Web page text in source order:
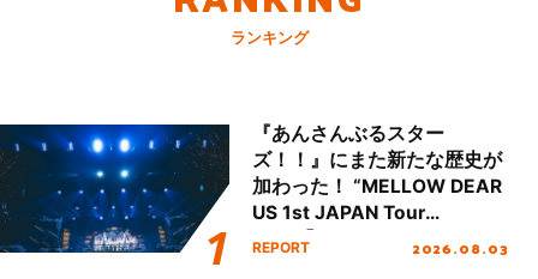
ランキング
『あんさんぶるスター
ズ！！』にまた新たな歴史が
加わった！ “MELLOW DEAR
US 1st JAPAN Tour
Final「NICE to meet YOU
REPORT 2026.08.03